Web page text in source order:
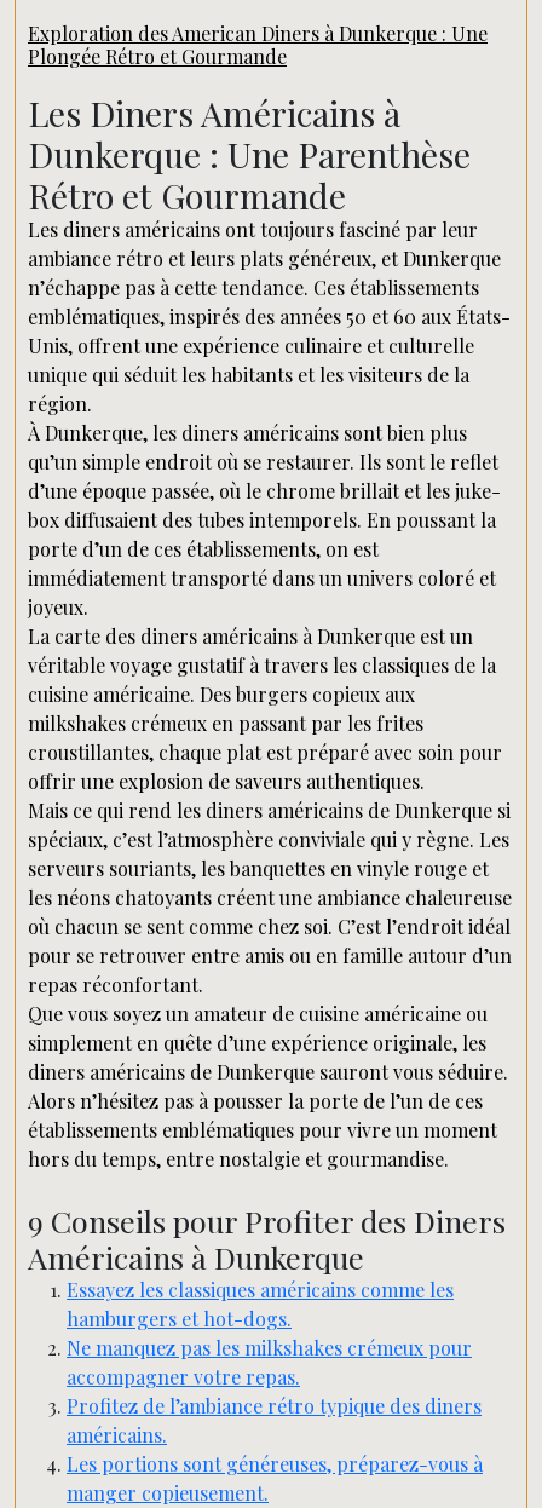
Exploration des American Diners à Dunkerque : Une
Plongée Rétro et Gourmande
Les Diners Américains à
Dunkerque : Une Parenthèse
Rétro et Gourmande
Les diners américains ont toujours fasciné par leur
ambiance rétro et leurs plats généreux, et Dunkerque
n’échappe pas à cette tendance. Ces établissements
emblématiques, inspirés des années 50 et 60 aux États-
Unis, offrent une expérience culinaire et culturelle
unique qui séduit les habitants et les visiteurs de la
région.
À Dunkerque, les diners américains sont bien plus
qu’un simple endroit où se restaurer. Ils sont le reflet
d’une époque passée, où le chrome brillait et les juke-
box diffusaient des tubes intemporels. En poussant la
porte d’un de ces établissements, on est
immédiatement transporté dans un univers coloré et
joyeux.
La carte des diners américains à Dunkerque est un
véritable voyage gustatif à travers les classiques de la
cuisine américaine. Des burgers copieux aux
milkshakes crémeux en passant par les frites
croustillantes, chaque plat est préparé avec soin pour
offrir une explosion de saveurs authentiques.
Mais ce qui rend les diners américains de Dunkerque si
spéciaux, c’est l’atmosphère conviviale qui y règne. Les
serveurs souriants, les banquettes en vinyle rouge et
les néons chatoyants créent une ambiance chaleureuse
où chacun se sent comme chez soi. C’est l’endroit idéal
pour se retrouver entre amis ou en famille autour d’un
repas réconfortant.
Que vous soyez un amateur de cuisine américaine ou
simplement en quête d’une expérience originale, les
diners américains de Dunkerque sauront vous séduire.
Alors n’hésitez pas à pousser la porte de l’un de ces
établissements emblématiques pour vivre un moment
hors du temps, entre nostalgie et gourmandise.
9 Conseils pour Profiter des Diners
Américains à Dunkerque
Essayez les classiques américains comme les
hamburgers et hot-dogs.
Ne manquez pas les milkshakes crémeux pour
accompagner votre repas.
Profitez de l’ambiance rétro typique des diners
américains.
Les portions sont généreuses, préparez-vous à
manger copieusement.